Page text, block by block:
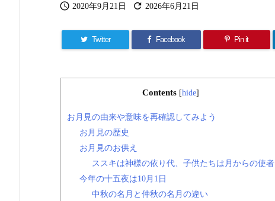
 2020年9月21日  2026年6月21日
Twitter Facebook Pin it
Contents [hide]
お月見の由来や意味を再確認してみよう
お月見の歴史
お月見のお供え
ススキは神様の依り代、子供たちは月からの使者
今年の十五夜は10月1日
中秋の名月と仲秋の名月の違い